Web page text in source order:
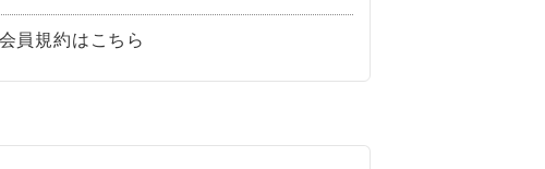
員規約はこちら